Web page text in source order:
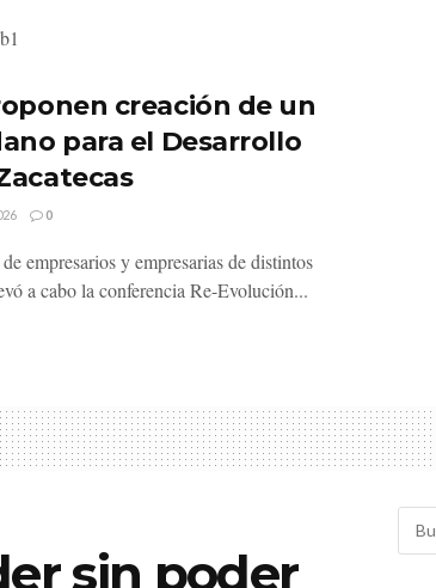
creación de un
para el Desarrollo
0
empresarios y empresarias de distintos
a cabo la conferencia Re-Evolución...
sin poder